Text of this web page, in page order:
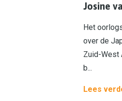
Josine
Het
over de
Zuid-West
b...
Lees